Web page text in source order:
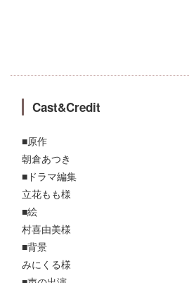
Cast&Credit
■原作
朝倉あつき
■ドラマ編集
立花もも様
■絵
村喜由美様
■背景
みにくる様